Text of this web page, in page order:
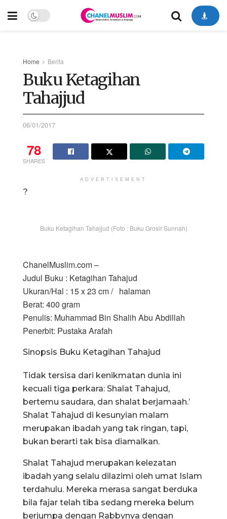
Home Berita
Buku Ketagihan
Tahajjud
06/01/2017
78
SHARES
ADVERTISEMENT
?
Buku Ketagihan Tahajjud (Foto : Buku Grosir Sunnah)
ChanelMuslim.com –
Judul Buku : Ketagihan Tahajud
Ukuran/Hal : 15 x 23 cm / halaman
Berat: 400 gram
Penulis: Muhammad Bin Shalih Abu Abdillah
Penerbit: Pustaka Arafah
Sinopsis Buku Ketagihan Tahajud
Tidak tersisa dari kenikmatan dunia ini
kecuali tiga perkara: Shalat Tahajud,
bertemu saudara, dan shalat berjamaah.’
Shalat Tahajud di kesunyian malam
merupakan ibadah yang tak ringan, tapi,
bukan berarti tak bisa diamalkan.
Shalat Tahajud merupakan kelezatan
ibadah yang selalu dilazimi oleh umat Islam
terdahulu. Mereka merasa sangat berduka
bila fajar telah tiba sedang mereka belum
berjumpa dengan Rabbynya dengan